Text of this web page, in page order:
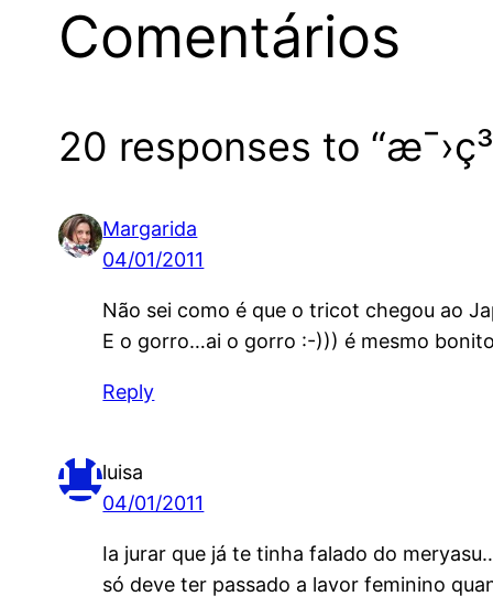
Comentários
20 responses to
Margarida
04/01/2011
Não sei como é que o tricot chegou ao
E o gorro…ai o gorro :-))) é mesmo
Reply
luisa
04/01/2011
Ia jurar que já te tinha falado do
só deve ter passado a lavor feminino